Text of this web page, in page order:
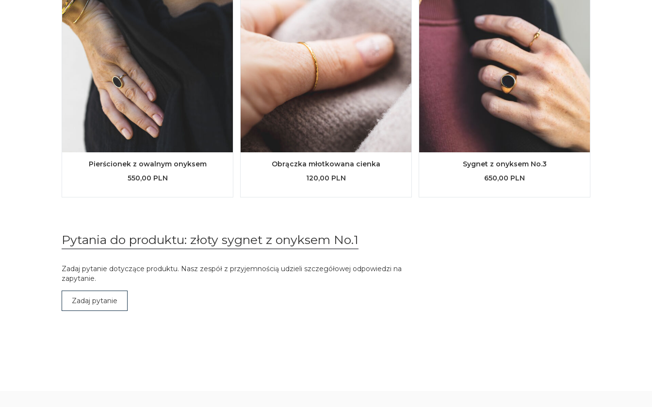
Pierścionek z owalnym onyksem
550,00 PLN
Obrączka młotkowana cienka
120,00 PLN
Sygnet z onyksem No.3
650,00 PLN
Pytania do produktu: złoty sygnet z onyksem No.1
Zadaj pytanie dotyczące produktu. Nasz zespół z przyjemnością udzieli szczegółowej odpowiedzi na
zapytanie.
Zadaj pytanie